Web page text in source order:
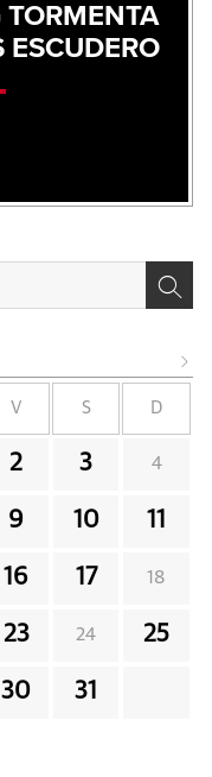
ESCUDERO
V S D
2 3 4
9 10 11
16 17 18
23 24 25
30 31